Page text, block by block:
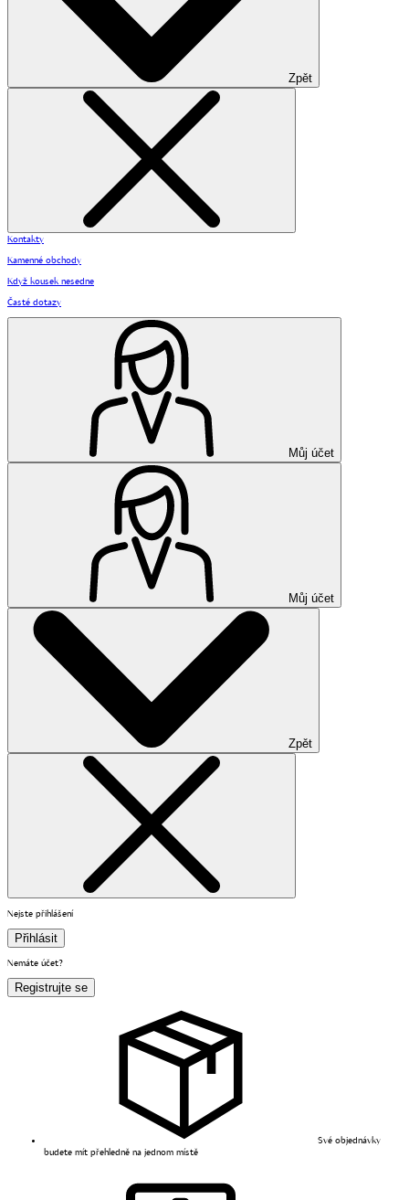
Zpět
Kontakty
Kamenné obchody
Když kousek nesedne
Časté dotazy
Můj účet
Můj účet
Zpět
Nejste přihlášení
Přihlásit
Nemáte účet?
Registrujte se
Své objednávky
budete mít přehledně na jednom místě